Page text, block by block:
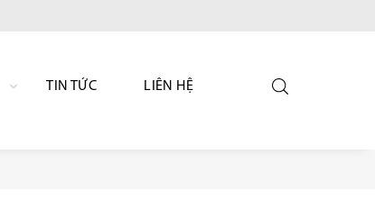
TIN TỨC LIÊN HỆ